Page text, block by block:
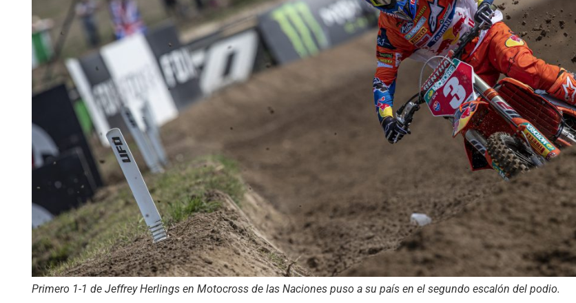
Primero 1-1 de Jeffrey Herlings en Motocross de las Naciones puso a su país en el segundo escalón del podio.